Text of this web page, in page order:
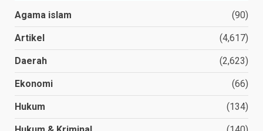
Agama islam (90)
Artikel (4,617)
Daerah (2,623)
Ekonomi (66)
Hukum (134)